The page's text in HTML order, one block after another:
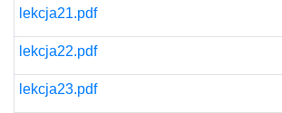
lekcja21.pdf
lekcja22.pdf
lekcja23.pdf